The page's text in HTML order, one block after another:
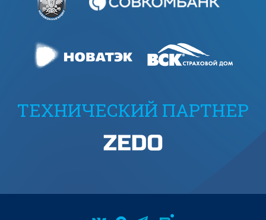
ТЕХНИЧЕСКИЙ ПАРТНЕР